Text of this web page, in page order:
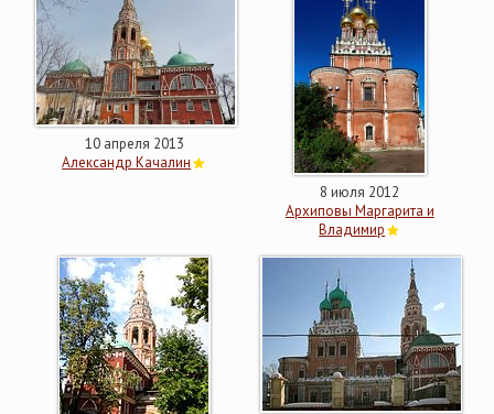
10 апреля 2013
Александр Качалин
8 июля 2012
Архиповы Маргарита и
Владимир